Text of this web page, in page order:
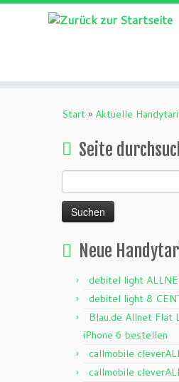
Start » Aktuelle
Seite
nach:
Neue
debitel light
debitel light 8
Blau.de Allnet Flat
iPhone 6 bestellen
callmobile
callmobile